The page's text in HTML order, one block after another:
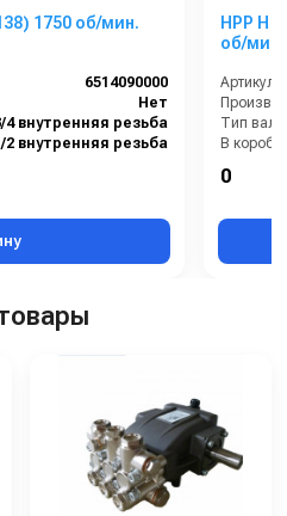
1750 об/мин.
6514090000
Нет
4 внутренняя резьба
2 внутренняя резьба
HPP H
Артикул:
Тип вала:
В
0